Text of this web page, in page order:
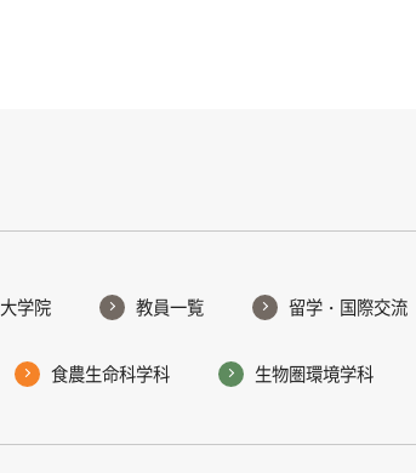
大学院 教員一覧 留学・国際交流
食農生命科学科 生物圏環境学科